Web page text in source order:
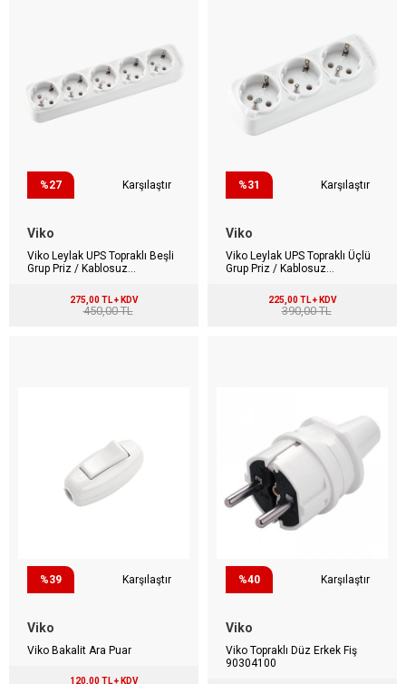
%27 Karşılaştır
Viko
Viko Leylak UPS Topraklı Beşli
Grup Priz / Kablosuz
275,00 TL + KDV
450,00 TL
%31 Karşılaştır
Viko
Viko Leylak UPS Topraklı Üçlü
Grup Priz / Kablosuz
225,00 TL + KDV
390,00 TL
%39 Karşılaştır
Viko
Viko Bakalit Ara Puar
120,00 TL + KDV
%40 Karşılaştır
Viko
Viko Topraklı Düz Erkek Fiş
90304100